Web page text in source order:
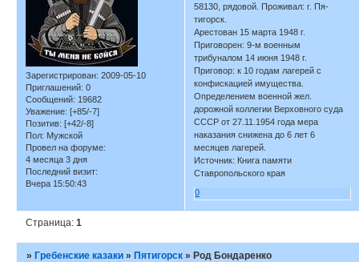
Зарегистрирован: 2009-05-10
Приглашений: 0
Сообщений: 19682
Уважение: [+85/-7]
Позитив: [+42/-8]
Пол: Мужской
Провел на форуме:
4 месяца 3 дня
Последний визит:
Вчера 15:50:43
58130, рядовой. Проживал: г. Пя-
тигорск.
Арестован 15 марта 1948 г.
Приговорен: 9-м военным
трибуналом 14 июня 1948 г.
Приговор: к 10 годам лагерей с
конфискацией имущества.
Определением военной жел.
дорожной коллегии Верховного суда
СССР от 27.11.1954 года мера
наказания снижена до 6 лет 6
месяцев лагерей.
Источник: Книга памяти
Ставропольского края
0
Страница:1
» Гребенские казаки » Пятигорск » Род Бондаренко